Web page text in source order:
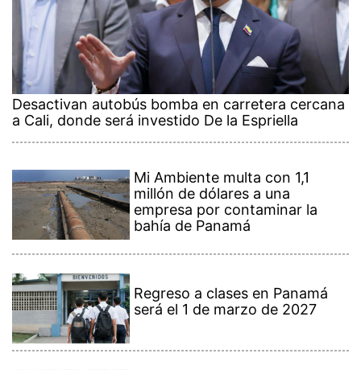
Desactivan autobús bomba en carretera cercana
a Cali, donde será investido De la Espriella
Mi Ambiente multa con 1,1
millón de dólares a una
empresa por contaminar la
bahía de Panamá
Regreso a clases en Panamá
será el 1 de marzo de 2027